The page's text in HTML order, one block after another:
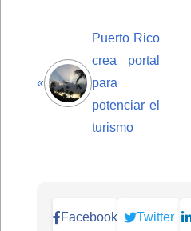
«
Puerto Rico
crea portal
para
potenciar el
turismo
Facebook Twitter